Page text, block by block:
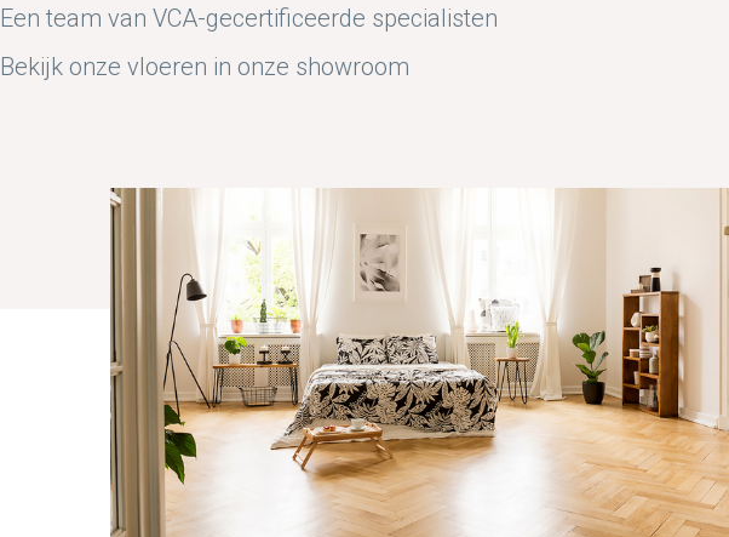
Een team van VCA-gecertificeerde specialisten
Bekijk onze vloeren in onze showroom